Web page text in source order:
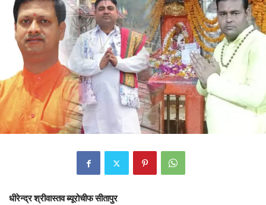
धीरेन्द्र श्रीवास्तव ब्यूरोचीफ सीतापुर